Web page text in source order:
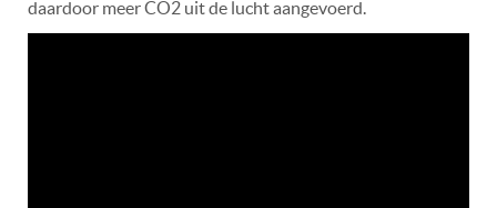
daardoor meer CO2 uit de lucht aangevoerd.